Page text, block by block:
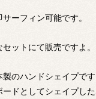
ーフィン可能です。
ットにて販売ですよ。
製のハンドシェイプで
ードとしてシェイプし